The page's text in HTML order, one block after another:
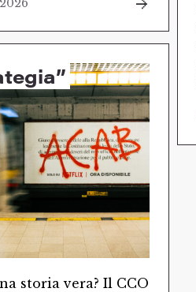
storia vera? Il CCO